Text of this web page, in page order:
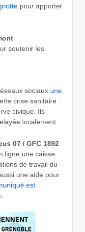
pour apporter
soutenir les
sociaux une
crise sanitaire :
civique. Ils
localement.
07 / GFC 1892
ligne une caisse
de travail du
une aide pour
est